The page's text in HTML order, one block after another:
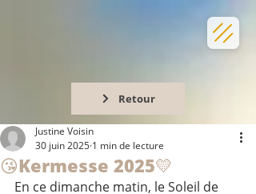
Retour
😘Kermesse 2025💛
Justine Voisin
30 juin 2025 1 min de lecture
En ce dimanche matin, le Soleil de